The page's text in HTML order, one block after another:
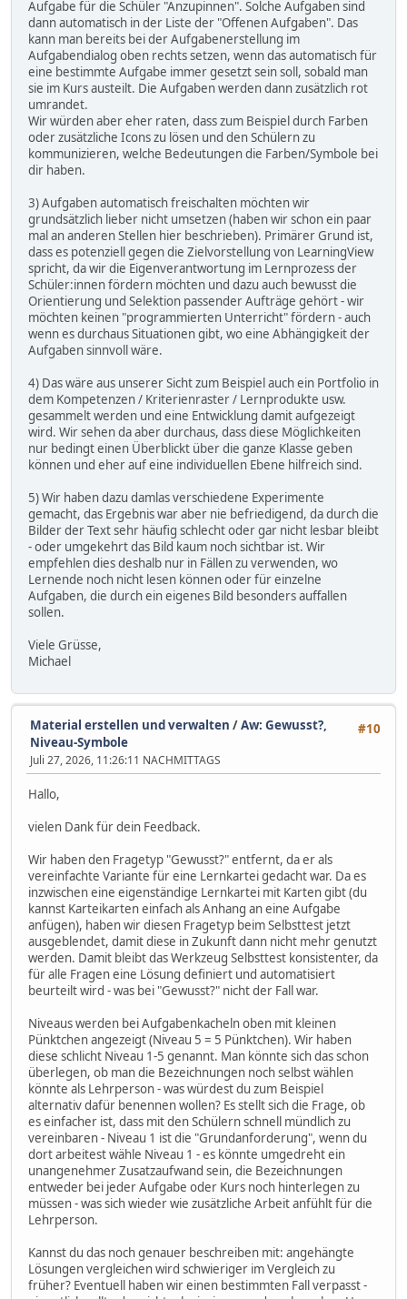
Aufgabe für die Schüler "Anzupinnen". Solche Aufgaben sind
dann automatisch in der Liste der "Offenen Aufgaben". Das
kann man bereits bei der Aufgabenerstellung im
Aufgabendialog oben rechts setzen, wenn das automatisch für
eine bestimmte Aufgabe immer gesetzt sein soll, sobald man
sie im Kurs austeilt. Die Aufgaben werden dann zusätzlich rot
umrandet.
Wir würden aber eher raten, dass zum Beispiel durch Farben
oder zusätzliche Icons zu lösen und den Schülern zu
kommunizieren, welche Bedeutungen die Farben/Symbole bei
dir haben.
3) Aufgaben automatisch freischalten möchten wir
grundsätzlich lieber nicht umsetzen (haben wir schon ein paar
mal an anderen Stellen hier beschrieben). Primärer Grund ist,
dass es potenziell gegen die Zielvorstellung von LearningView
spricht, da wir die Eigenverantwortung im Lernprozess der
Schüler:innen fördern möchten und dazu auch bewusst die
Orientierung und Selektion passender Aufträge gehört - wir
möchten keinen "programmierten Unterricht" fördern - auch
wenn es durchaus Situationen gibt, wo eine Abhängigkeit der
Aufgaben sinnvoll wäre.
4) Das wäre aus unserer Sicht zum Beispiel auch ein Portfolio in
dem Kompetenzen / Kriterienraster / Lernprodukte usw.
gesammelt werden und eine Entwicklung damit aufgezeigt
wird. Wir sehen da aber durchaus, dass diese Möglichkeiten
nur bedingt einen Überblickt über die ganze Klasse geben
können und eher auf eine individuellen Ebene hilfreich sind.
5) Wir haben dazu damlas verschiedene Experimente
gemacht, das Ergebnis war aber nie befriedigend, da durch die
Bilder der Text sehr häufig schlecht oder gar nicht lesbar bleibt
- oder umgekehrt das Bild kaum noch sichtbar ist. Wir
empfehlen dies deshalb nur in Fällen zu verwenden, wo
Lernende noch nicht lesen können oder für einzelne
Aufgaben, die durch ein eigenes Bild besonders auffallen
sollen.
Viele Grüsse,
Michael
#10
Material erstellen und verwalten /Aw: Gewusst?,
Niveau-Symbole
Juli 27, 2026, 11:26:11 NACHMITTAGS
Hallo,
vielen Dank für dein Feedback.
Wir haben den Fragetyp "Gewusst?" entfernt, da er als
vereinfachte Variante für eine Lernkartei gedacht war. Da es
inzwischen eine eigenständige Lernkartei mit Karten gibt (du
kannst Karteikarten einfach als Anhang an eine Aufgabe
anfügen), haben wir diesen Fragetyp beim Selbsttest jetzt
ausgeblendet, damit diese in Zukunft dann nicht mehr genutzt
werden. Damit bleibt das Werkzeug Selbsttest konsistenter, da
für alle Fragen eine Lösung definiert und automatisiert
beurteilt wird - was bei "Gewusst?" nicht der Fall war.
Niveaus werden bei Aufgabenkacheln oben mit kleinen
Pünktchen angezeigt (Niveau 5 = 5 Pünktchen). Wir haben
diese schlicht Niveau 1-5 genannt. Man könnte sich das schon
überlegen, ob man die Bezeichnungen noch selbst wählen
könnte als Lehrperson - was würdest du zum Beispiel
alternativ dafür benennen wollen? Es stellt sich die Frage, ob
es einfacher ist, dass mit den Schülern schnell mündlich zu
vereinbaren - Niveau 1 ist die "Grundanforderung", wenn du
dort arbeitest wähle Niveau 1 - es könnte umgedreht ein
unangenehmer Zusatzaufwand sein, die Bezeichnungen
entweder bei jeder Aufgabe oder Kurs noch hinterlegen zu
müssen - was sich wieder wie zusätzliche Arbeit anfühlt für die
Lehrperson.
Kannst du das noch genauer beschreiben mit: angehängte
Lösungen vergleichen wird schwieriger im Vergleich zu
früher? Eventuell haben wir einen bestimmten Fall verpasst -